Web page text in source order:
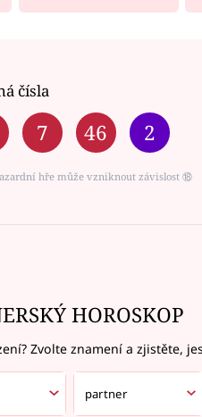
čísla
7 46 2
hře může vzniknout závislost ⑱
HOROSKOP
Zvolte znamení a zjistěte,